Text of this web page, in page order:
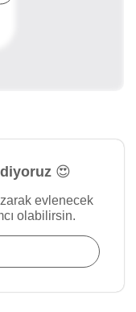
😍
evlenecek
olabilirsin.